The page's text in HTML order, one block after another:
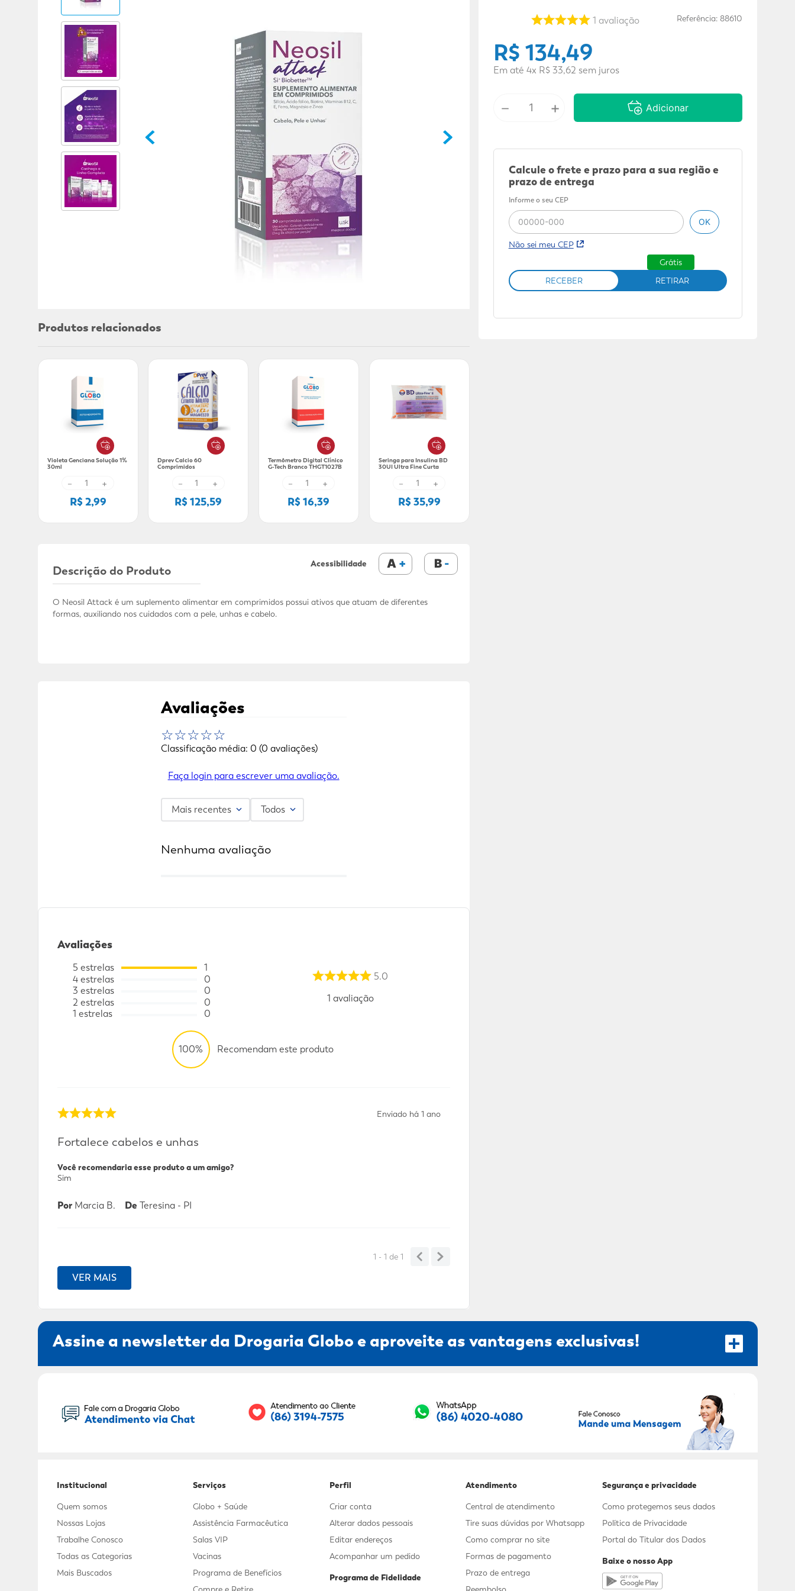
Adicional
Adicional
Produtos relacionados
Violeta Genciana Solução 1%
30ml
－ +
R$ 2,99
Dprev Calcio 60
Comprimidos
－ +
R$ 125,59
Termômetro Digital Clínico
G-Tech Branco THGT1027B
－ +
R$ 16,39
Seringa para Insulina BD
30UI Ultra Fine Curta
－ +
R$ 35,99
Acessibilidade A B
Descrição do Produto
O Neosil Attack é um suplemento alimentar em comprimidos possui ativos que atuam de diferentes
formas, auxiliando nos cuidados com a pele, unhas e cabelo.
Avaliações
☆☆☆☆☆
Classificação média: 0 (0 avaliações)
Faça login para escrever uma avaliação.
Mais recentes Todos
Nenhuma avaliação
Avaliações
5 estrelas
4estrelas
3 estrelas
2 estrelas
1 estrelas
1
0
0
0
0
5.0
1 avaliação
100% Recomendam este produto
Enviado há 1 ano
Fortalece cabelos e unhas
Você recomendaria esse produto a um amigo?
Sim
Por Marcia B. De Teresina - PI
1 - 1 de 1
1 avaliação Referência:88610
R$ 134,49
Em até 4x R$ 33,62 sem juros
－ + Adicionar
Calcule o frete e prazo para a sua região e
prazo de entrega
Informe o seu CEP
OK
Não sei meu CEP
RECEBER RETIRAR
Grátis
Assine a newsletter da Drogaria Globo e aproveite as vantagens exclusivas!
RECEBER OFERTAS EXCLUSIVAS!
Institucional
Quem somos
Nossas Lojas
Trabalhe Conosco
Todas as Categorias
Mais Buscados
Serviços
Globo + Saúde
Assistência Farmacêutica
Salas VIP
Vacinas
Programa de Benefícios
Perfil
Criar conta
Alterar dados pessoais
Editar endereços
Acompanhar um pedido
Programa de Fidelidade
Atendimento
Central de atendimento
Tire suas dúvidas por Whatsapp
Como comprar no site
Formas de pagamento
Prazo de entrega
Segurança e privacidade
Como protegemos seus dados
Política de Privacidade
Portal do Titular dos Dados
Baixe o nosso App